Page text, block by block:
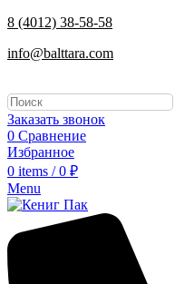
8 (4012) 38-58-58
info@balttara.com
Заказать звонок
0 Сравнение
Избранное
0 items / 0 ₽
Menu